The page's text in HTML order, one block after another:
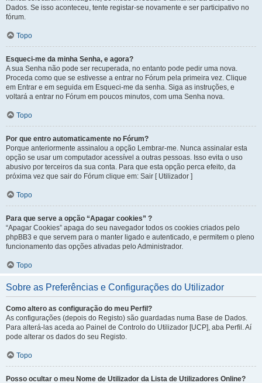
Dados. Se isso aconteceu, tente registar-se novamente e ser participativo no
fórum.
Topo
Esqueci-me da minha Senha, e agora?
A sua Senha não pode ser recuperada, no entanto pode pedir uma nova.
Proceda como que se estivesse a entrar no Fórum pela primeira vez. Clique
em Entrar e em seguida em Esqueci-me da senha. Siga as instruções, e
voltará a entrar no Fórum em poucos minutos, com uma Senha nova.
Topo
Por que entro automaticamente no Fórum?
Porque anteriormente assinalou a opção Lembrar-me. Nunca assinalar esta
opção se usar um computador acessível a outras pessoas. Isso evita o uso
abusivo por terceiros da sua conta. Para que esta opção perca efeito, da
próxima vez que sair do Fórum clique em: Sair [ Utilizador ]
Topo
Para que serve a opção “Apagar cookies” ?
“Apagar Cookies” apaga do seu navegador todos os cookies criados pelo
phpBB3 e que servem para o manter ligado e autenticado, e permitem o pleno
funcionamento das opções ativadas pelo Administrador.
Topo
Sobre as Preferências e Configurações do Utilizador
Como altero as configuração do meu Perfil?
As configurações (depois do Registo) são guardadas numa Base de Dados.
Para alterá-las aceda ao Painel de Controlo do Utilizador [UCP], aba Perfil. Aí
pode alterar os dados do seu Registo.
Topo
Posso ocultar o meu Nome de Utilizador da Lista de Utilizadores Online?